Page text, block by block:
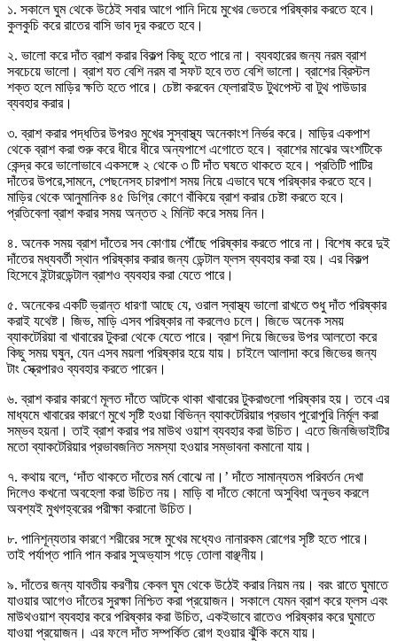
১. সকালে ঘুম থেকে উঠেই সবার আগে পানি দিয়ে মুখের ভেতরে পরিষ্কার করতে হবে।
কুলকুচি করে রাতের বাসি ভাব দূর করতে হবে।
২. ভালো করে দাঁত ব্রাশ করার বিকল্প কিছু হতে পারে না। ব্যবহারের জন্য নরম ব্রাশ
সবচেয়ে ভালো। ব্রাশ যত বেশি নরম বা সফট হবে তত বেশি ভালো। ব্রাশের ব্রিস্টল
শক্ত হলে মাড়ির ক্ষতি হতে পারে। চেষ্টা করবেন ফ্লোরাইড টুথপেস্ট বা টুথ পাউডার
ব্যবহার করার।
৩. ব্রাশ করার পদ্ধতির উপরও মুখের সুস্বাস্থ্য অনেকাংশ নির্ভর করে। মাড়ির একপাশ
থেকে ব্রাশ করা শুরু করে ধীরে ধীরে অন্যপাশে এগোতে হবে। ব্রাশের মাঝের অংশটিকে
কেন্দ্র করে ভালোভাবে একসঙ্গে ২ থেকে ৩ টি দাঁত ঘষতে থাকতে হবে। প্রতিটি পাটির
দাঁতের উপরে,সামনে, পেছনেসহ চারপাশ সময় নিয়ে এভাবে ঘষে পরিষ্কার করতে হবে।
মাড়ির থেকে আনুমানিক ৪৫ ডিগ্রি কোণে বাঁকিয়ে ব্রাশ করার চেষ্টা করতে হবে।
প্রতিবেলা ব্রাশ করার সময় অন্তত ২ মিনিট করে সময় নিন।
৪. অনেক সময় ব্রাশ দাঁতের সব কোণায় পৌঁছে পরিষ্কার করতে পারে না। বিশেষ করে দুই
দাঁতের মধ্যবর্তী স্থান পরিষ্কার করার জন্য ডেন্টাল ফ্লস ব্যবহার করা হয়। এর বিকল্প
হিসেবে ইন্টারডেন্টাল ব্রাশও ব্যবহার করা যেতে পারে।
৫. অনেকের একটি ভ্রান্ত ধারণা আছে যে, ওরাল স্বাস্থ্য ভালো রাখতে শুধু দাঁত পরিষ্কার
করাই যথেষ্ট। জিভ, মাড়ি এসব পরিষ্কার না করলেও চলে। জিভে অনেক সময়
ব্যাকটেরিয়া বা খাবারের টুকরা থেকে যেতে পারে। ব্রাশ দিয়ে জিভের উপর আলতো করে
কিছু সময় ঘষুন, যেন এসব ময়লা পরিষ্কার হয়ে যায়। চাইলে আলাদা করে জিভের জন্য
টাং স্ক্রেপারও ব্যবহার করতে পারেন।
৬. ব্রাশ করার কারণে মূলত দাঁতে আটকে থাকা খাবারের টুকরাগুলো পরিষ্কার হয়। তবে এর
মাধ্যমে খাবারের কারণে মুখে সৃষ্টি হওয়া বিভিন্ন ব্যাকটেরিয়ার প্রভাব পুরোপুরি নির্মূল করা
সম্ভব হয়না। তাই ব্রাশ করার পর মাউথ ওয়াশ ব্যবহার করা উচিত। এতে জিনজিভাইটির
মতো ব্যাকটেরিয়ার প্রভাবজনিত সমস্যা হওয়ার সম্ভাবনা কমানো যায়।
৭. কথায় বলে, ‘দাঁত থাকতে দাঁতের মর্ম বোঝে না।’ দাঁতে সামান্যতম পরিবর্তন দেখা
দিলেও কখনো অবহেলা করা উচিত নয়। মাড়ি বা দাঁতে কোনো অসুবিধা অনুভব করলে
অবশ্যই মুখগহ্বরের পরীক্ষা করানো উচিত।
৮. পানিশূন্যতার কারণে শরীরের সঙ্গে ‍মুখের মধ্যেও নানারকম রোগের সৃষ্টি হতে পারে।
তাই পর্যাপ্ত পানি পান করার সুঅভ্যাস গড়ে তোলা বাঞ্ছনীয়।
৯. দাঁতের জন্য যাবতীয় করণীয় কেবল ঘুম থেকে উঠেই করার নিয়ম নয়। বরং রাতে ঘুমাতে
যাওয়ার আগেও দাঁতের সুরক্ষা নিশ্চিত করা প্রয়োজন। সকালে যেমন ব্রাশ করে ফ্লস এবং
মাউথওয়াশ ব্যবহার করে পরিষ্কার করা উচিত, একইভাবে রাতেও পরিষ্কার করে ঘুমাতে
যাওয়া প্রয়োজন। এর ফলে দাঁত সম্পর্কিত রোগ হওয়ার ঝুঁকি কমে যায়।